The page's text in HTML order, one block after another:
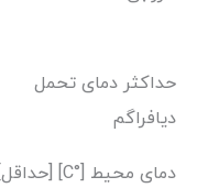
حداکثر دمای تحمل
دیافراگم
دمای محیط [°C] [حداقل]